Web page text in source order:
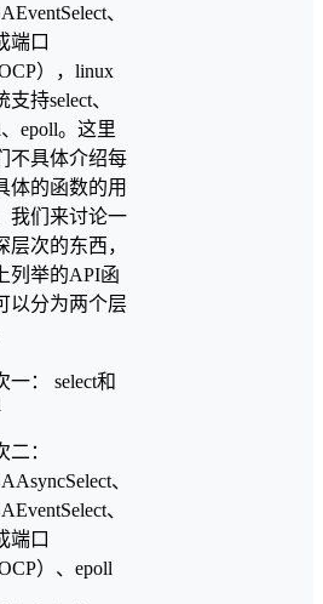
、
端口
），linux
支持select、
epoll。这里
不具体介绍每
体的函数的用
我们来讨论一
层次的东西，
列举的API函
以分为两个层
一： select和
二：
、
、
端口
）、epoll